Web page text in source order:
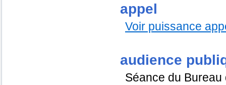
appel
Voir puissance
audience
Séance du